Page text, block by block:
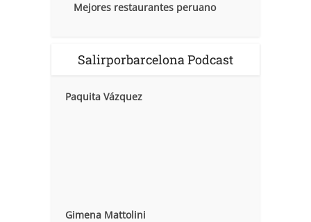
Mejores restaurantes peruano
Salirporbarcelona Podcast
Paquita Vázquez
Gimena Mattolini